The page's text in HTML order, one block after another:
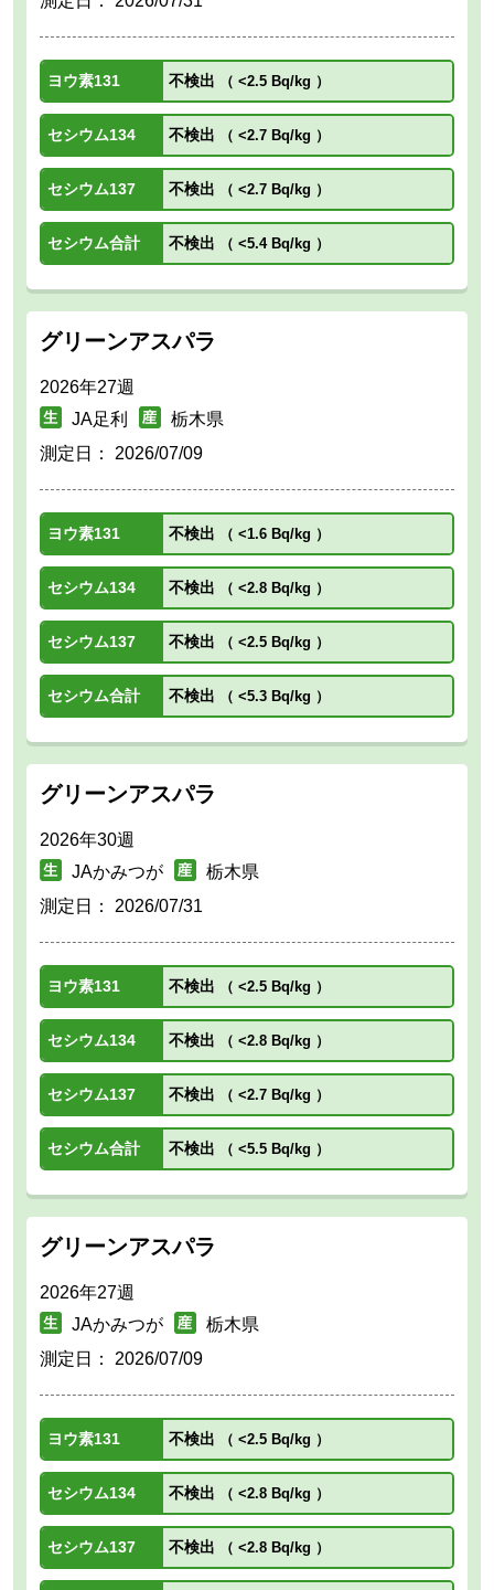
ヨウ素131 不検出 （ <2.5 Bq/kg ）
セシウム134 不検出 （ <2.7 Bq/kg ）
セシウム137 不検出 （ <2.7 Bq/kg ）
セシウム合計 不検出 （ <5.4 Bq/kg ）
グリーンアスパラ
2026年27週
JA足利
栃木県
測定日： 2026/07/09
ヨウ素131 不検出 （ <1.6 Bq/kg ）
セシウム134 不検出 （ <2.8 Bq/kg ）
セシウム137 不検出 （ <2.5 Bq/kg ）
セシウム合計 不検出 （ <5.3 Bq/kg ）
グリーンアスパラ
2026年30週
JAかみつが
栃木県
測定日： 2026/07/31
ヨウ素131 不検出 （ <2.5 Bq/kg ）
セシウム134 不検出 （ <2.8 Bq/kg ）
セシウム137 不検出 （ <2.7 Bq/kg ）
セシウム合計 不検出 （ <5.5 Bq/kg ）
グリーンアスパラ
2026年27週
JAかみつが
栃木県
測定日： 2026/07/09
ヨウ素131 不検出 （ <2.5 Bq/kg ）
セシウム134 不検出 （ <2.8 Bq/kg ）
セシウム137 不検出 （ <2.8 Bq/kg ）